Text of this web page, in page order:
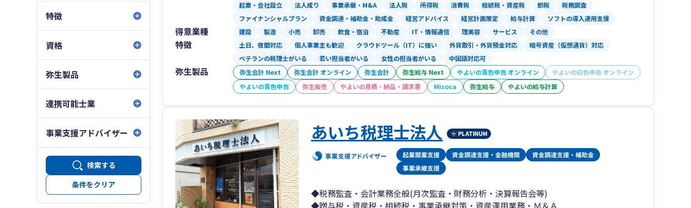
特徴
資格
弥生製品
連携可能士業
事業支援アドバイザー
検索する
条件をクリア
起業・会社設立
法人成り 事業承継・M&A 法人税 所得税 消費税 相続税・資産税 節税
税務調査
ファイナンシャルプラン
資金調達・補助金・助成金 経営アドバイス 経営計画策定 給与計算 ソフトの導入運用支援
得意業種 建設 製造 小売 卸売 飲食・宿泊 不動産 IT・情報通信 理美容 サービス その他
特徴 土日、夜間対応 個人事業主も歓迎 クラウドツール（IT）に強い 外貨取引・外貨預金対応
暗号資産（仮想通貨）対応
ベテランの税理士がいる
若い担当者がいる 女性の担当者がいる 中国語対応可
弥生製品 弥生会計 Next 弥生会計 オンライン 弥生会計 弥生給与 Next やよいの青色申告 オンライン
やよいの白色申告 オンライン
やよいの青色申告
弥生販売 やよいの見積・納品・請求書 Misoca 弥生給与 やよいの給与計算
あいち税理士法人
◆税務監査・会計業務全般(月次監査・財務分析・決算報告会等)